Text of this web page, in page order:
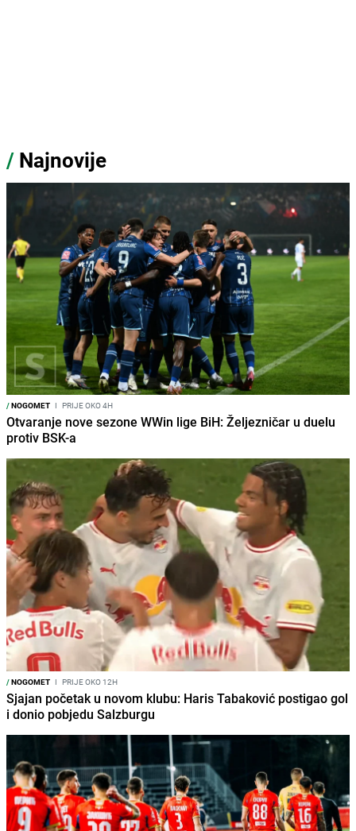
/ Najnovije
/NOGOMET I PRIJE OKO 4H
Otvaranje nove sezone WWin lige BiH: Željezničar u duelu
protiv BSK-a
/NOGOMET I PRIJE OKO 12H
Sjajan početak u novom klubu: Haris Tabaković postigao gol
i donio pobjedu Salzburgu